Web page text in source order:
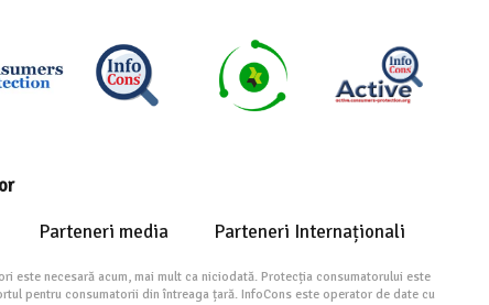
Parteneri media Parteneri Internaționali
este necesară acum, mai mult ca niciodată. Protecția consumatorului este
pentru consumatorii din întreaga țară. InfoCons este operator de date cu